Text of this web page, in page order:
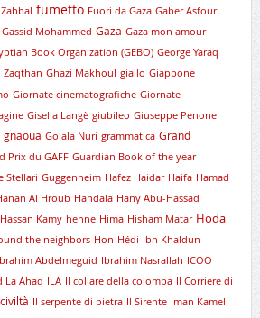
fumetto Fuori da Gaza Gaber Asfour
Gassid Mohammed Gaza Gaza mon amour
Book Organization (GEBO) George Yaraq
Zaqthan Ghazi Makhoul giallo Giappone
Giornate cinematografiche Giornate
Gisella Langè giubileo Giuseppe Penone
gnaoua Golala Nuri grammatica Grand
Prix du GAFF Guardian Book of the year
Stellari Guggenheim Hafez Haidar Haifa Hamad
Al Hroub Handala Hany Abu-Hassad
Hassan Kamy henne Hima Hisham Matar Hoda
the neighbors Hon Hédi Ibn Khaldun
Abdelmeguid Ibrahim Nasrallah ICOO
La Ahad ILA Il collare della colomba Il Corriere di
Il serpente di pietra Il Sirente Iman Kamel